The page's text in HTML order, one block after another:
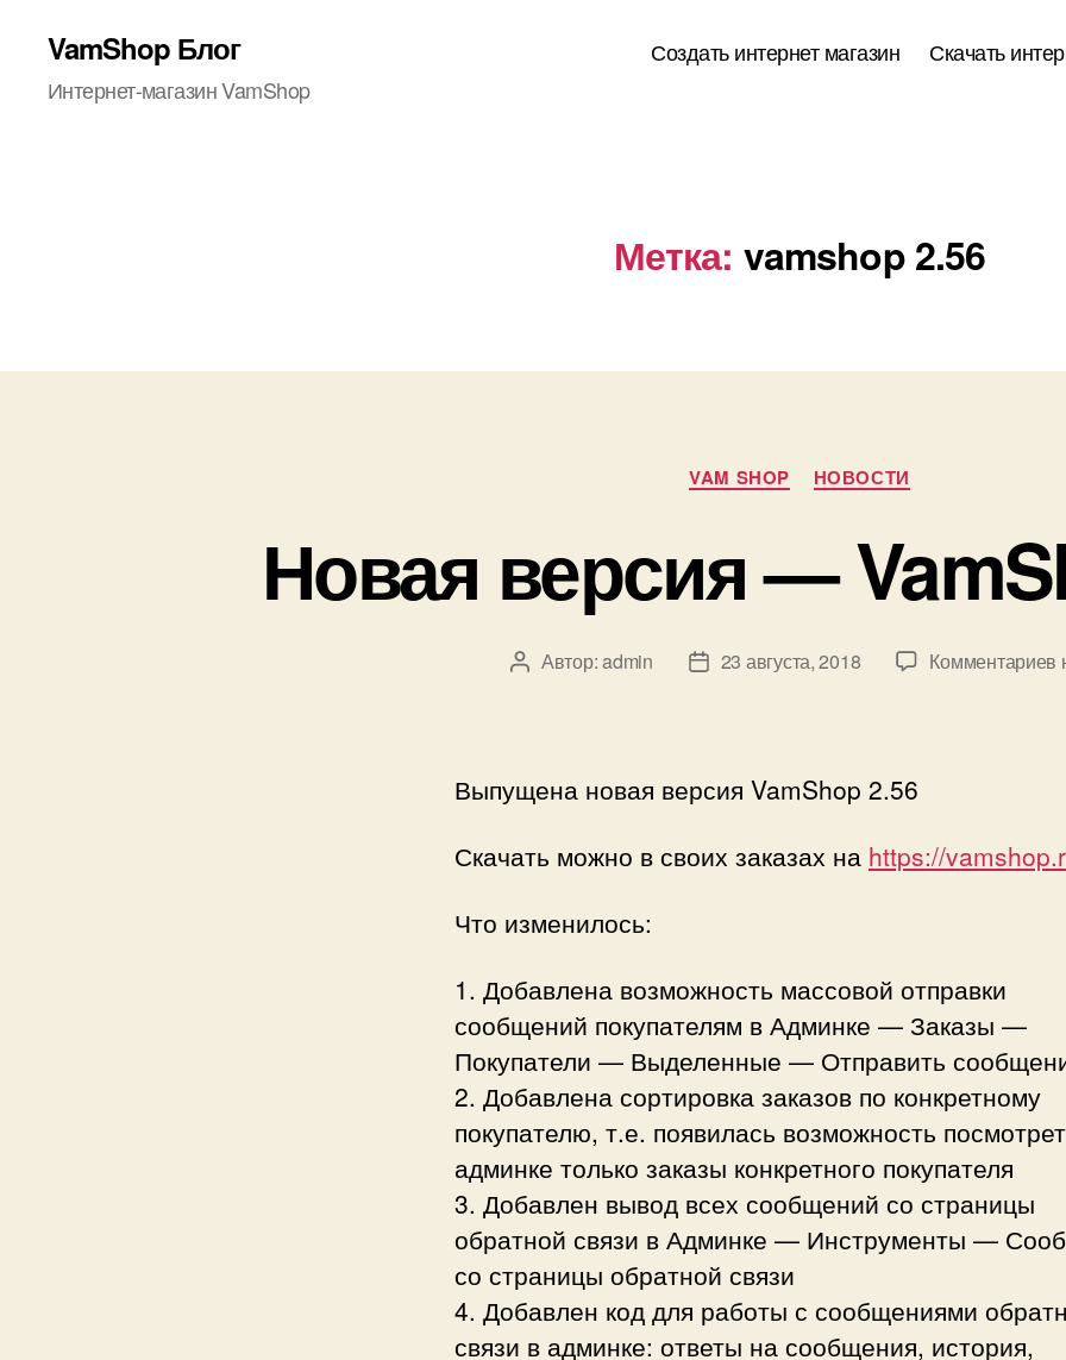
VamShop Блог
Интернет-магазин VamShop
Создать интернет магазин Скачать
Метка: vamshop 2.56
Рубрики
VAM SHOP НОВОСТИ
Новая версия —
Автор
Автор:admin
Дата23 августа, 2018 Комментариев к
Выпущена новая версия VamShop 2.56
Скачать можно в своих заказах на https://
Что изменилось:
1. Добавлена возможность массовой отправки
сообщений покупателям в Админке — Заказы —
Покупатели — Выделенные — Отправить
2. Добавлена сортировка заказов по конкретному
покупателю, т.е. появилась возможность
админке только заказы конкретного покупателя
3. Добавлен вывод всех сообщений со страницы
обратной связи в Админке — Инструменты —
со страницы обратной связи
4. Добавлен код для работы с сообщениями
связи в админке: ответы на сообщения, история,